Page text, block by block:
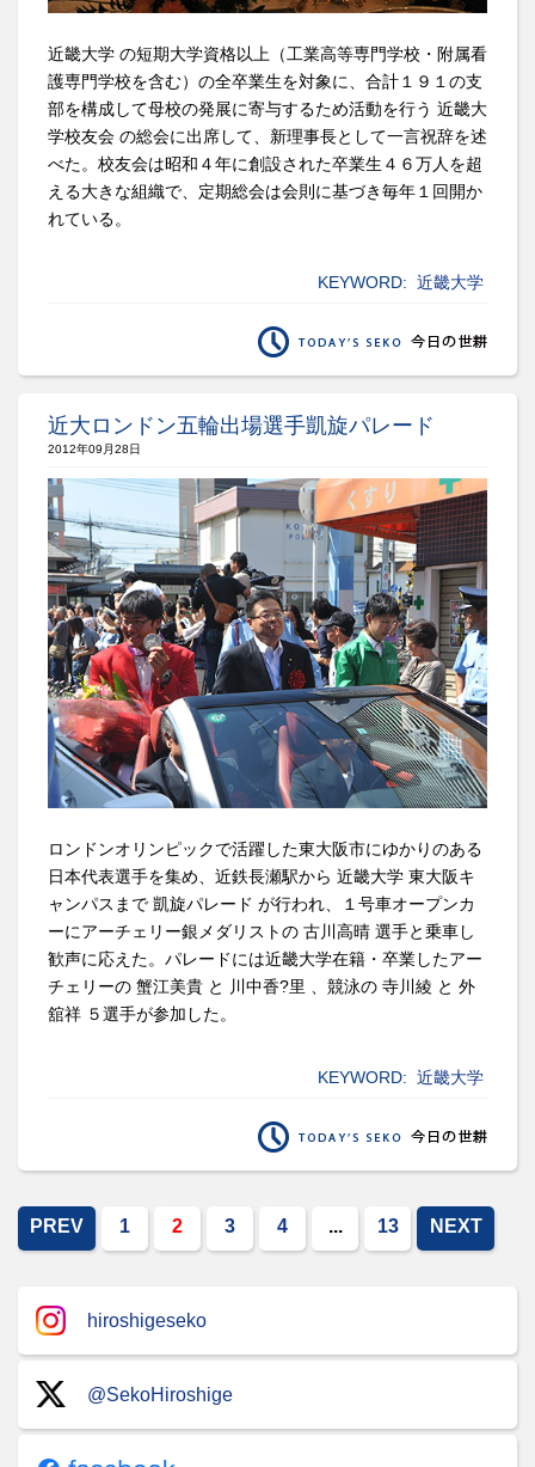
近畿大学 の短期大学資格以上（工業高等専門学校・附属看
護専門学校を含む）の全卒業生を対象に、合計１９１の支
部を構成して母校の発展に寄与するため活動を行う 近畿大
学校友会 の総会に出席して、新理事長として一言祝辞を述
べた。校友会は昭和４年に創設された卒業生４６万人を超
える大きな組織で、定期総会は会則に基づき毎年１回開か
れている。
KEYWORD: 近畿大学
近大ロンドン五輪出場選手凱旋パレード
2012年09月28日
ロンドンオリンピックで活躍した東大阪市にゆかりのある
日本代表選手を集め、近鉄長瀬駅から 近畿大学 東大阪キ
ャンパスまで 凱旋パレード が行われ、１号車オープンカ
ーにアーチェリー銀メダリストの 古川高晴 選手と乗車し
歓声に応えた。パレードには近畿大学在籍・卒業したアー
チェリーの 蟹江美貴 と 川中香?里 、競泳の 寺川綾 と 外
舘祥 ５選手が参加した。
KEYWORD: 近畿大学
PREV 1 2 3 4 ... 13 NEXT
hiroshigeseko
@SekoHiroshige